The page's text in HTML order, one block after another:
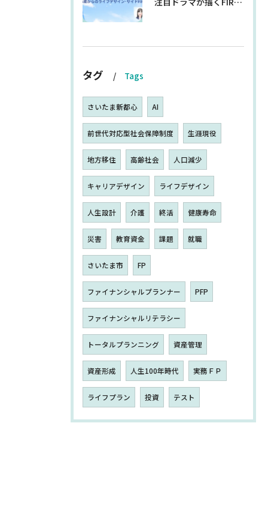
タグ Tags
さいたま新都心 AI
前世代対応型社会保障制度 生涯現役
地方移住 高齢社会 人口減少
キャリアデザイン ライフデザイン
人生設計 介護 終活 健康寿命
災害 教育資金 課題 就職
さいたま市 FP
ファイナンシャルプランナー PFP
ファイナンシャルリテラシー
トータルプランニング 資産管理
資産形成 人生100年時代 実務ＦＰ
ライフプラン 投資 テスト